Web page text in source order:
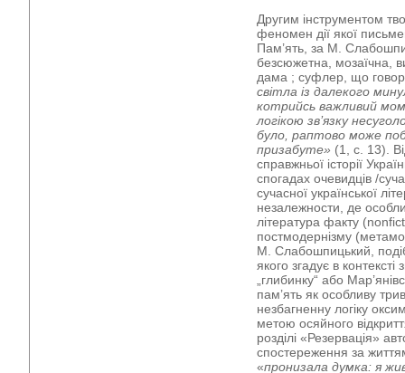
Другим інструментом
феномен дії якої
Пам’ять, за М.
безсюжетна, мозаїчна,
дама ; суфлер, що
світла із далекого
котрийсь важливий
логікою зв’язку
було, раптово може
призабуте» (1, с. 13).
справжньої історії
спогадах очевидців /
сучасної української
незалежности, де
література факту
постмодернізму
М. Слабошпицький,
якого згадує в
„глибинку“ або
пам’ять як особливу
незбагненну логіку
метою осяйного
розділі «Резервація»
спостереження за
«пронизала думка: я